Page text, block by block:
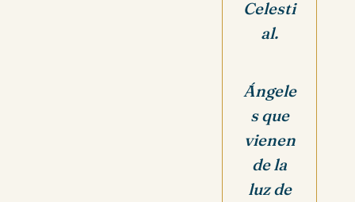
Celesti
al.
Ángele
s que
vienen
de la
luz de